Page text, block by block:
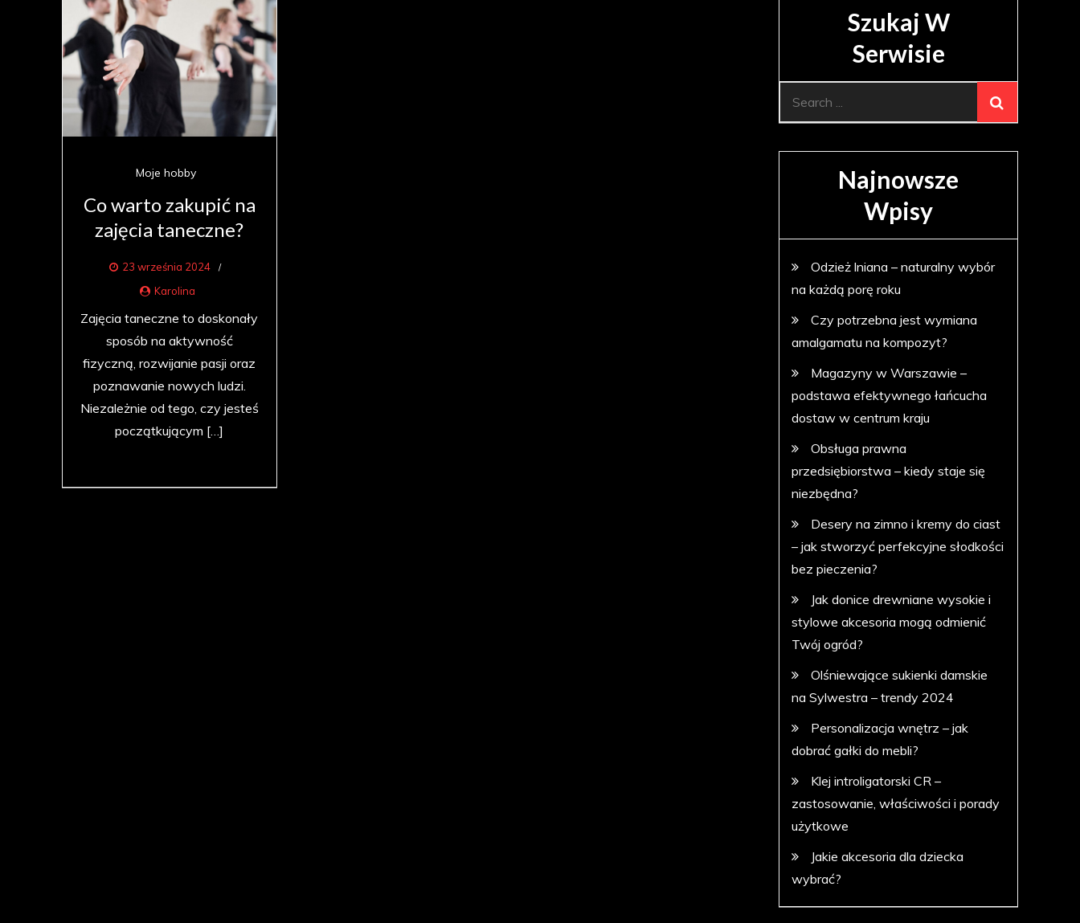
Moje hobby
Co warto zakupić na
zajęcia taneczne?
23 września 2024
Karolina
Zajęcia taneczne to doskonały
sposób na aktywność
fizyczną, rozwijanie pasji oraz
poznawanie nowych ludzi.
Niezależnie od tego, czy jesteś
początkującym […]
Szukaj W
Serwisie
Najnowsze
Wpisy
Odzież lniana – naturalny wybór
na każdą porę roku
Czy potrzebna jest wymiana
amalgamatu na kompozyt?
Magazyny w Warszawie –
podstawa efektywnego łańcucha
dostaw w centrum kraju
Obsługa prawna
przedsiębiorstwa – kiedy staje się
niezbędna?
Desery na zimno i kremy do ciast
– jak stworzyć perfekcyjne słodkości
bez pieczenia?
Jak donice drewniane wysokie i
stylowe akcesoria mogą odmienić
Twój ogród?
Olśniewające sukienki damskie
na Sylwestra – trendy 2024
Personalizacja wnętrz – jak
dobrać gałki do mebli?
Klej introligatorski CR –
zastosowanie, właściwości i porady
użytkowe
Jakie akcesoria dla dziecka
wybrać?